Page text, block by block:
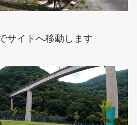
サイトへ移動します